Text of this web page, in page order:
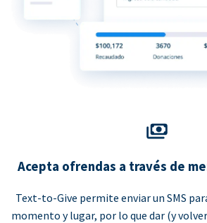
Acepta ofrendas a través de
Text-to-Give permite enviar un SMS
momento y lugar, por lo que dar (y